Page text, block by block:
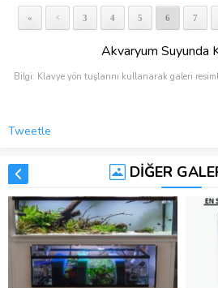
« < 3 4 5 6 7
Akvaryum Suyunda
Bilgi: Klavye yön tuşlarını kullanarak galeri
Tweetle
DİĞER